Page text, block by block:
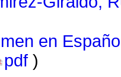
en
pdf )